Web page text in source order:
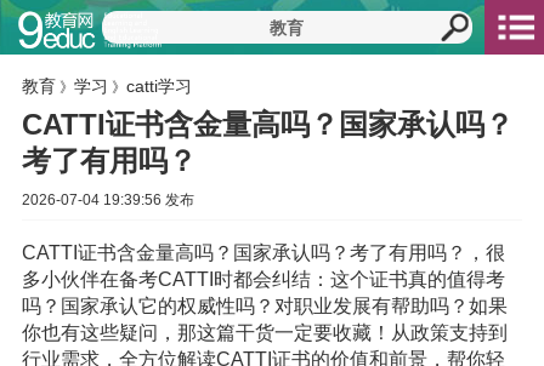
教育 》 学习 》 catti学习
CATTI证书含金量高吗？国家承认吗？
考了有用吗？
2026-07-04 19:39:56 发布
CATTI证书含金量高吗？国家承认吗？考了有用吗？，很
多小伙伴在备考CATTI时都会纠结：这个证书真的值得考
吗？国家承认它的权威性吗？对职业发展有帮助吗？如果
你也有这些疑问，那这篇干货一定要收藏！从政策支持到
行业需求，全方位解读CATTI证书的价值和前景，帮你轻